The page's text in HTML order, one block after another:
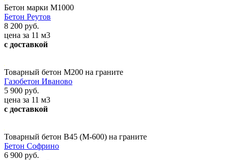
Бетон марки М1000
Бетон Реутов
8 200 руб.
цена за 11 м3
с доставкой
Товарный бетон М200 на граните
Газобетон Иваново
5 900 руб.
цена за 11 м3
с доставкой
Товарный бетон В45 (М-600) на граните
Бетон Софрино
6 900 руб.